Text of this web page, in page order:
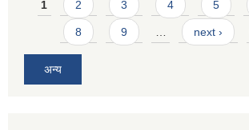
1 2 3 4 5
8 9 … next ›
अन्य